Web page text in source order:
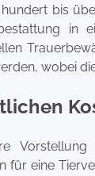
bis
in
wobei
für eine